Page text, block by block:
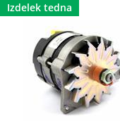
Izdelek tedna